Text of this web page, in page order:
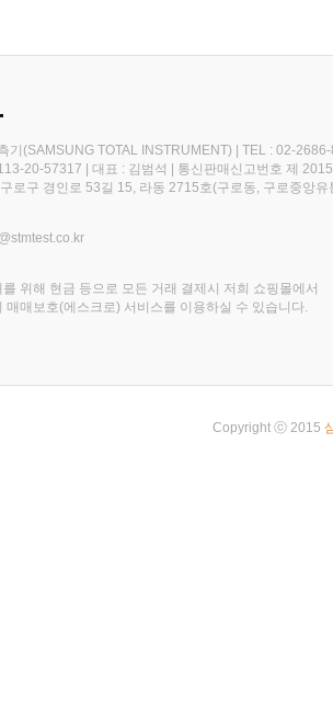
기(SAMSUNG TOTAL INSTRUMENT) | TEL : 02-
20-57317 | 대표 : 김범석 | 통신판매신고번호 제
로구 경인로 53길 15, 라동 2715호(구로동, 구로중앙유
위해 현금 등으로 모든 거래 결제시 저희 쇼핑몰에서
매매보호(에스크로) 서비스를 이용하실 수 있습니다.
Copyright ⓒ 2015